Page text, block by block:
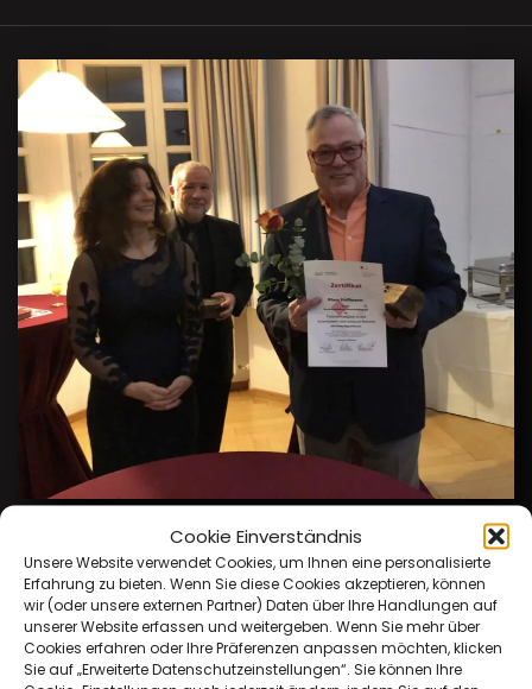
Cookie Einverständnis
Unsere Website verwendet Cookies, um Ihnen eine personalisierte
Erfahrung zu bieten. Wenn Sie diese Cookies akzeptieren, können
wir (oder unsere externen Partner) Daten über Ihre Handlungen auf
unserer Website erfassen und weitergeben. Wenn Sie mehr über
Cookies erfahren oder Ihre Präferenzen anpassen möchten, klicken
Sie auf „Erweiterte Datenschutzeinstellungen“. Sie können Ihre
Klaus Hoffmann
Theaterpädagoge